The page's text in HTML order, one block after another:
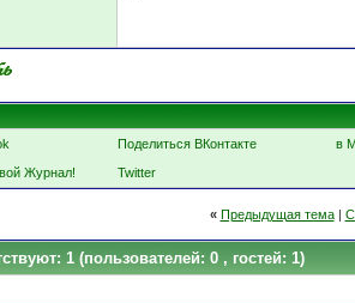
Поделиться ВКонтакте
в
Журнал!
Twitter
« Предыдущая тема|
1 (пользователей: 0 , гостей: 1)